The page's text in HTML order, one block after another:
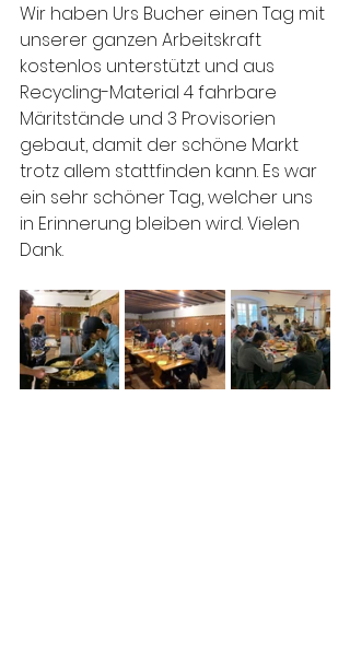
Wir haben Urs Bucher einen Tag mit
unserer ganzen Arbeitskraft
kostenlos unterstützt und aus
Recycling-Material 4 fahrbare
Märitstände und 3 Provisorien
gebaut, damit der schöne Markt
trotz allem stattfinden kann. Es war
ein sehr schöner Tag, welcher uns
in Erinnerung bleiben wird. Vielen
Dank.